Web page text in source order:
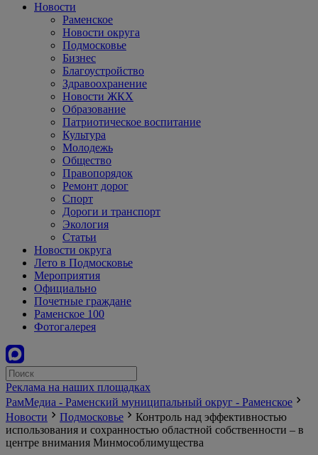
Новости
Раменское
Новости округа
Подмосковье
Бизнес
Благоустройство
Здравоохранение
Новости ЖКХ
Образование
Патриотическое воспитание
Культура
Молодежь
Общество
Правопорядок
Ремонт дорог
Спорт
Дороги и транспорт
Экология
Статьи
Новости округа
Лето в Подмосковье
Мероприятия
Официально
Почетные граждане
Раменское 100
Фотогалерея
Реклама на наших площадках
РамМедиа - Раменский муниципальный округ - Раменское
Новости
Подмосковье
Контроль над эффективностью
использования и сохранностью областной собственности – в
центре внимания Минмособлимущества